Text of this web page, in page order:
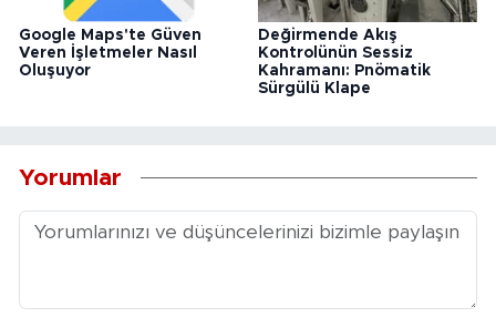
Google Maps'te Güven
Veren İşletmeler Nasıl
Oluşuyor
Değirmende Akış
Kontrolünün Sessiz
Kahramanı: Pnömatik
Sürgülü Klape
Yorumlar